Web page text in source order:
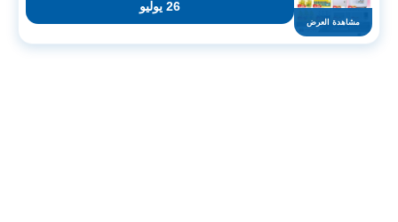
مشاهدة العرض
26 يوليو